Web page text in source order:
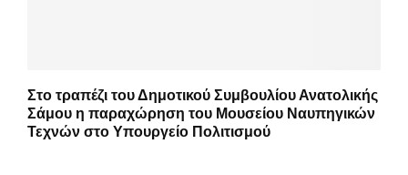
Στο τραπέζι του Δημοτικού Συμβουλίου Ανατολικής
Σάμου η παραχώρηση του Μουσείου Ναυπηγικών
Τεχνών στο Υπουργείο Πολιτισμού